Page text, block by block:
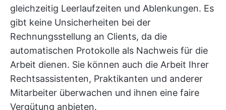
gleichzeitig Leerlaufzeiten und Ablenkungen. Es
gibt keine Unsicherheiten bei der
Rechnungsstellung an Clients, da die
automatischen Protokolle als Nachweis für die
Arbeit dienen. Sie können auch die Arbeit Ihrer
Rechtsassistenten, Praktikanten und anderer
Mitarbeiter überwachen und ihnen eine faire
Vergütung anbieten.